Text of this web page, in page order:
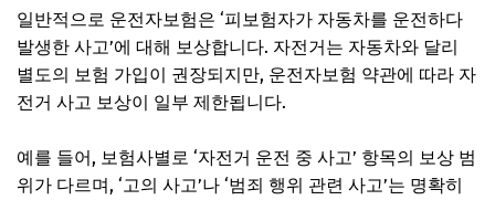
일반적으로 운전자보험은 ‘피보험자가 자동차를 운전하다
발생한 사고’에 대해 보상합니다. 자전거는 자동차와 달리
별도의 보험 가입이 권장되지만, 운전자보험 약관에 따라 자
전거 사고 보상이 일부 제한됩니다.
예를 들어, 보험사별로 ‘자전거 운전 중 사고’ 항목의 보상 범
위가 다르며, ‘고의 사고’나 ‘범죄 행위 관련 사고’는 명확히